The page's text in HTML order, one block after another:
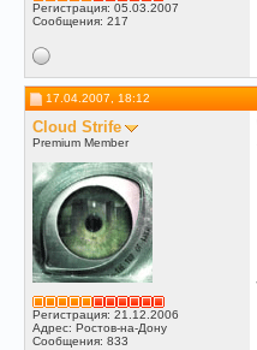
Регистрация: 05.03.2007
Сообщения: 217
17.04.2007, 18:12
Cloud Strife
Premium Member
Регистрация: 21.12.2006
Адрес: Ростов-на-Дону
Сообщения: 833